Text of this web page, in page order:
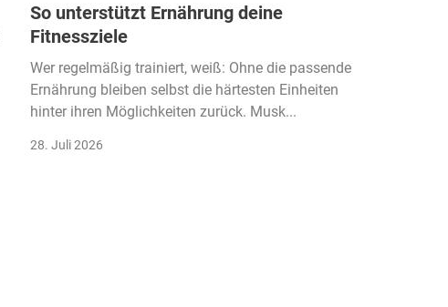
So unterstützt Ernährung deine
Fitnessziele
Wer regelmäßig trainiert, weiß: Ohne die passende
Ernährung bleiben selbst die härtesten Einheiten
hinter ihren Möglichkeiten zurück. Musk...
28. Juli 2026